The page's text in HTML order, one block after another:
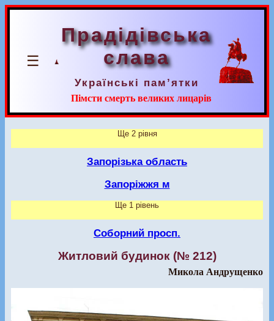
☰
Прадідівська
слава
Українські пам’ятки
Пімсти смерть великих лицарів
Ще 2 рівня
Запорізька область
Запоріжжя м
Ще 1 рівень
Соборний просп.
Житловий будинок (№ 212)
Микола Андрущенко